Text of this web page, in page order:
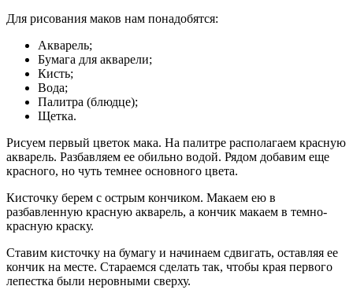
Для рисования маков нам понадобятся:
Акварель;
Бумага для акварели;
Кисть;
Вода;
Палитра (блюдце);
Щетка.
Рисуем первый цветок мака. На палитре располагаем красную
акварель. Разбавляем ее обильно водой. Рядом добавим еще
красного, но чуть темнее основного цвета.
Кисточку берем с острым кончиком. Макаем ею в
разбавленную красную акварель, а кончик макаем в темно-
красную краску.
Ставим кисточку на бумагу и начинаем сдвигать, оставляя ее
кончик на месте. Стараемся сделать так, чтобы края первого
лепестка были неровными сверху.